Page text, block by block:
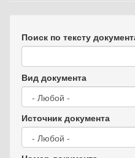
Поиск по тексту
Вид документа
Источник документа